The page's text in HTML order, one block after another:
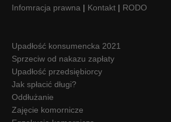
Infomracja prawna | Kontakt | RODO
Upadłość konsumencka 2021
Sprzeciw od nakazu zapłaty
Upadłość przedsiębiorcy
Jak spłacić długi?
Oddłużanie
Zajęcie komornicze